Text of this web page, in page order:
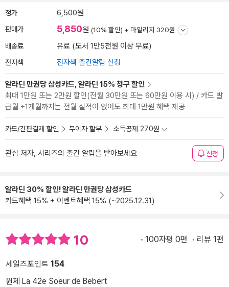
정가 6,500원
판매가 5,850원 (10% 할인) + 마일리지 320원
배송료 유료 (도서 1만5천원 이상 무료)
전자책 전자책 출간알림 신청
알라딘 만권당 삼성카드, 알라딘 15% 청구 할인
최대 1만원 또는 2만원 할인(전월 30만원 또는 60만원 이용 시) / 카드 발
급월 +1개월까지는 전월 실적이 없어도 최대 1만원 혜택 제공
카드/간편결제 할인 무이자 할부 소득공제 270원
관심 저자, 시리즈의 출간 알림을 받아보세요 신청
알라딘 30% 할인! 알라딘 만권당 삼성카드
카드혜택 15% + 이벤트혜택 15% (~2025.12.31)
10 100자평 0편 리뷰 1편
세일즈포인트 154
원제 La 42e Soeur de Bebert